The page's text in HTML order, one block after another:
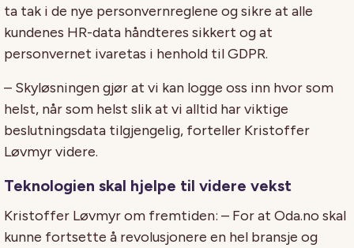
ta tak i de nye personvernreglene og sikre at alle
kundenes HR-data håndteres sikkert og at
personvernet ivaretas i henhold til GDPR.
– Skyløsningen gjør at vi kan logge oss inn hvor som
helst, når som helst slik at vi alltid har viktige
beslutningsdata tilgjengelig, forteller Kristoffer
Løvmyr videre.
Teknologien skal hjelpe til videre vekst
Kristoffer Løvmyr om fremtiden: – For at Oda.no skal
kunne fortsette å revolusjonere en hel bransje og